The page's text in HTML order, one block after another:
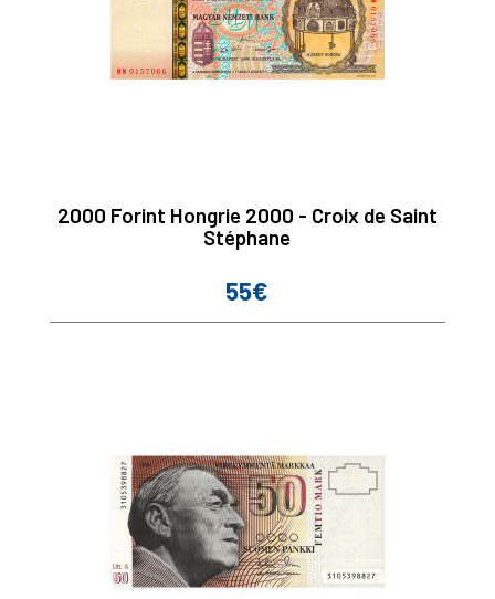
2000 Forint Hongrie 2000 - Croix de Saint
Stéphane
Prix
55€